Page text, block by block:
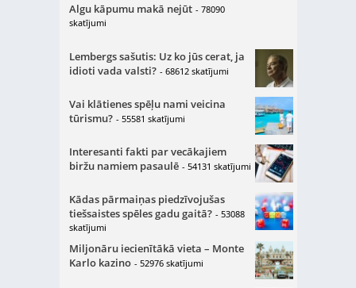
Algu kāpumu makā nejūt - 78090
skatījumi
Lembergs sašutis: Uz ko jūs cerat, ja
idioti vada valsti? - 68612 skatījumi
Vai klātienes spēļu nami veicina
tūrismu? - 55581 skatījumi
Interesanti fakti par vecākajiem
biržu namiem pasaulē - 54131 skatījumi
Kādas pārmaiņas piedzīvojušas
tiešsaistes spēles gadu gaitā? - 53088
skatījumi
Miljonāru iecienītākā vieta – Monte
Karlo kazino - 52976 skatījumi